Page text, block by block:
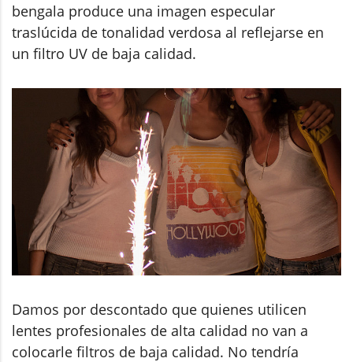
bengala produce una imagen especular
traslúcida de tonalidad verdosa al reflejarse en
un filtro UV de baja calidad.
Damos por descontado que quienes utilicen
lentes profesionales de alta calidad no van a
colocarle filtros de baja calidad. No tendría